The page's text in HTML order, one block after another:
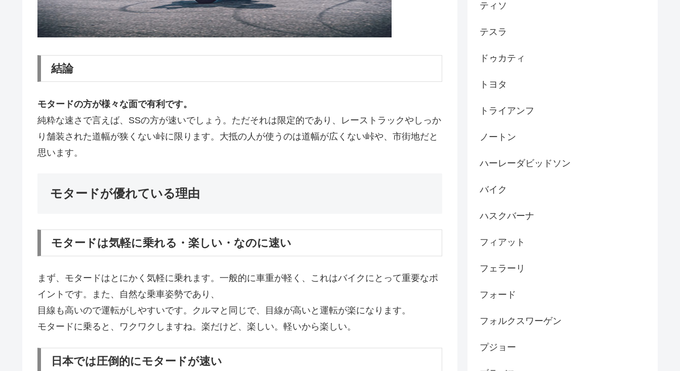
結論
モタードの方が様々な面で有利です。
純粋な速さで言えば、SSの方が速いでしょう。ただそれは限定的であり、レーストラックやしっか
り舗装された道幅が狭くない峠に限ります。大抵の人が使うのは道幅が広くない峠や、市街地だと
思います。
モタードが優れている理由
モタードは気軽に乗れる・楽しい・なのに速い
まず、モタードはとにかく気軽に乗れます。一般的に車重が軽く、これはバイクにとって重要なポ
イントです。また、自然な乗車姿勢であり、
目線も高いので運転がしやすいです。クルマと同じで、目線が高いと運転が楽になります。
モタードに乗ると、ワクワクしますね。楽だけど、楽しい。軽いから楽しい。
日本では圧倒的にモタードが速い
ティソ
テスラ
ドゥカティ
トヨタ
トライアンフ
ノートン
ハーレーダビッドソン
バイク
ハスクバーナ
フィアット
フェラーリ
フォード
フォルクスワーゲン
プジョー